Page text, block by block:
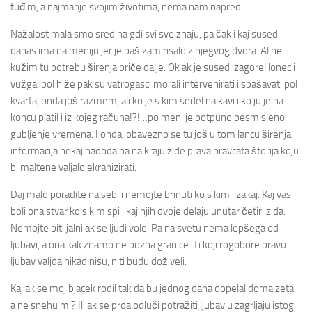
tuđim, a najmanje svojim životima, nema nam napred.
Nažalost mala smo sredina gdi svi sve znaju, pa čak i kaj sused
danas ima na meniju jer je baš zamirisalo z njegvog dvora. Al ne
kužim tu potrebu širenja priče dalje. Ok ak je susedi zagorel lonec i
vužgal pol hiže pak su vatrogasci morali intervenirati i spašavati pol
kvarta, onda još razmem, ali ko je s kim sedel na kavi i ko ju je na
koncu platil i iz kojeg računa!?!…po meni je potpuno besmisleno
gubljenje vremena. I onda, obavezno se tu još u tom lancu širenja
informacija nekaj nadoda pa na kraju zide prava pravcata štorija koju
bi maltene valjalo ekranizirati.
Daj malo poradite na sebi i nemojte brinuti ko s kim i zakaj. Kaj vas
boli ona stvar ko s kim spi i kaj njih dvoje delaju unutar četiri zida.
Nemojte biti jalni ak se ljudi vole. Pa na svetu nema lepšega od
ljubavi, a ona kak znamo ne pozna granice. Ti koji rogobore pravu
ljubav valjda nikad nisu, niti budu doživeli.
Kaj ak se moj bjacek rodil tak da bu jednog dana dopelal doma zeta,
a ne snehu mi? Ili ak se prda odluči potražiti ljubav u zagrljaju istog